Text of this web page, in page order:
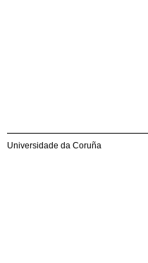
Universidade da Coruña